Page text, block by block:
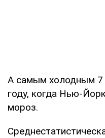
А самым холодным 7
году, когда Нью-
мороз.